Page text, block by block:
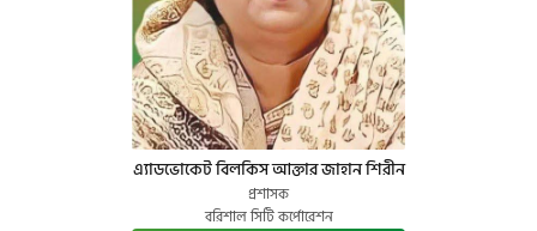
এ্যাডভোকেট বিলকিস আক্তার জাহান শিরীন
প্রশাসক
বরিশাল সিটি কর্পোরেশন